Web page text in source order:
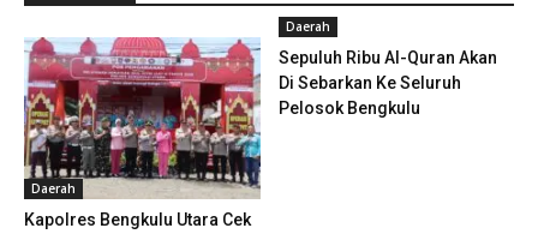
Daerah
Kapolres Bengkulu Utara Cek
Daerah
Sepuluh Ribu Al-Quran Akan
Di Sebarkan Ke Seluruh
Pelosok Bengkulu